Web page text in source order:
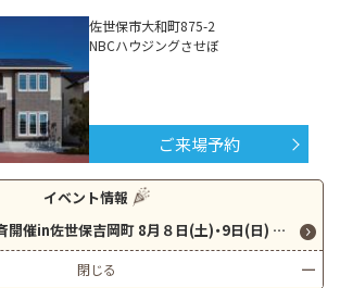
佐世保市大和町875-2
NBCハウジングさせぼ
ご来場予約
イベント情報
県内で見学会を一斉開催in佐世保吉岡町 8月８日(土)・9日(日) クイズに答えて5000円分QUOカードプレゼント 2階建て3LDK＋タタミコーナー高性能×新価格のHUGme要チェック！
閉じる